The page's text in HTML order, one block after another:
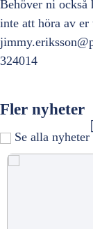
Behöver ni också
inte att höra av
324014
Fler nyheter
Se alla nyheter